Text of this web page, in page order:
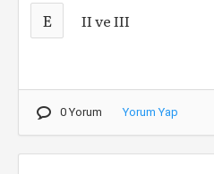
E II ve III
0 Yorum Yorum Yap